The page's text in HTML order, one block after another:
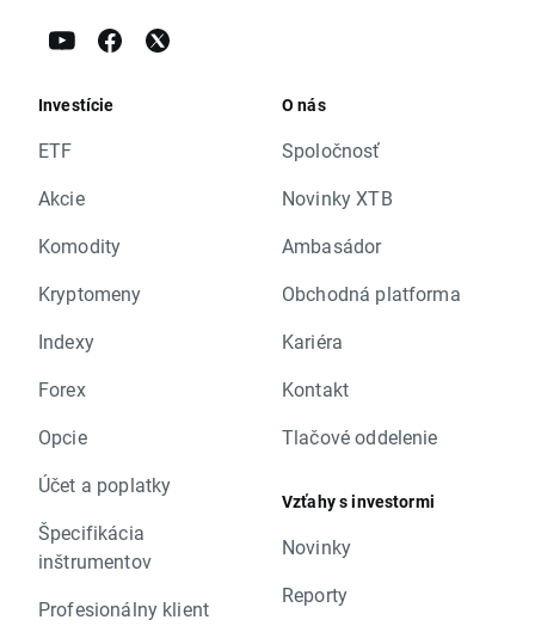
Investície
ETF
Akcie
Komodity
Kryptomeny
Indexy
Forex
Opcie
Účet a poplatky
Špecifikácia
inštrumentov
Profesionálny klient
O nás
Spoločnosť
Novinky XTB
Ambasádor
Obchodná platforma
Kariéra
Kontakt
Tlačové oddelenie
Vzťahy s investormi
Novinky
Reporty